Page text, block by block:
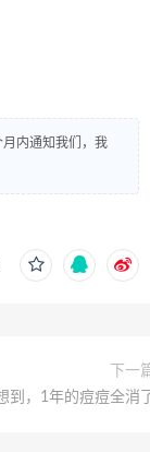
内通知我们，我
下一
到，1年的痘痘全消